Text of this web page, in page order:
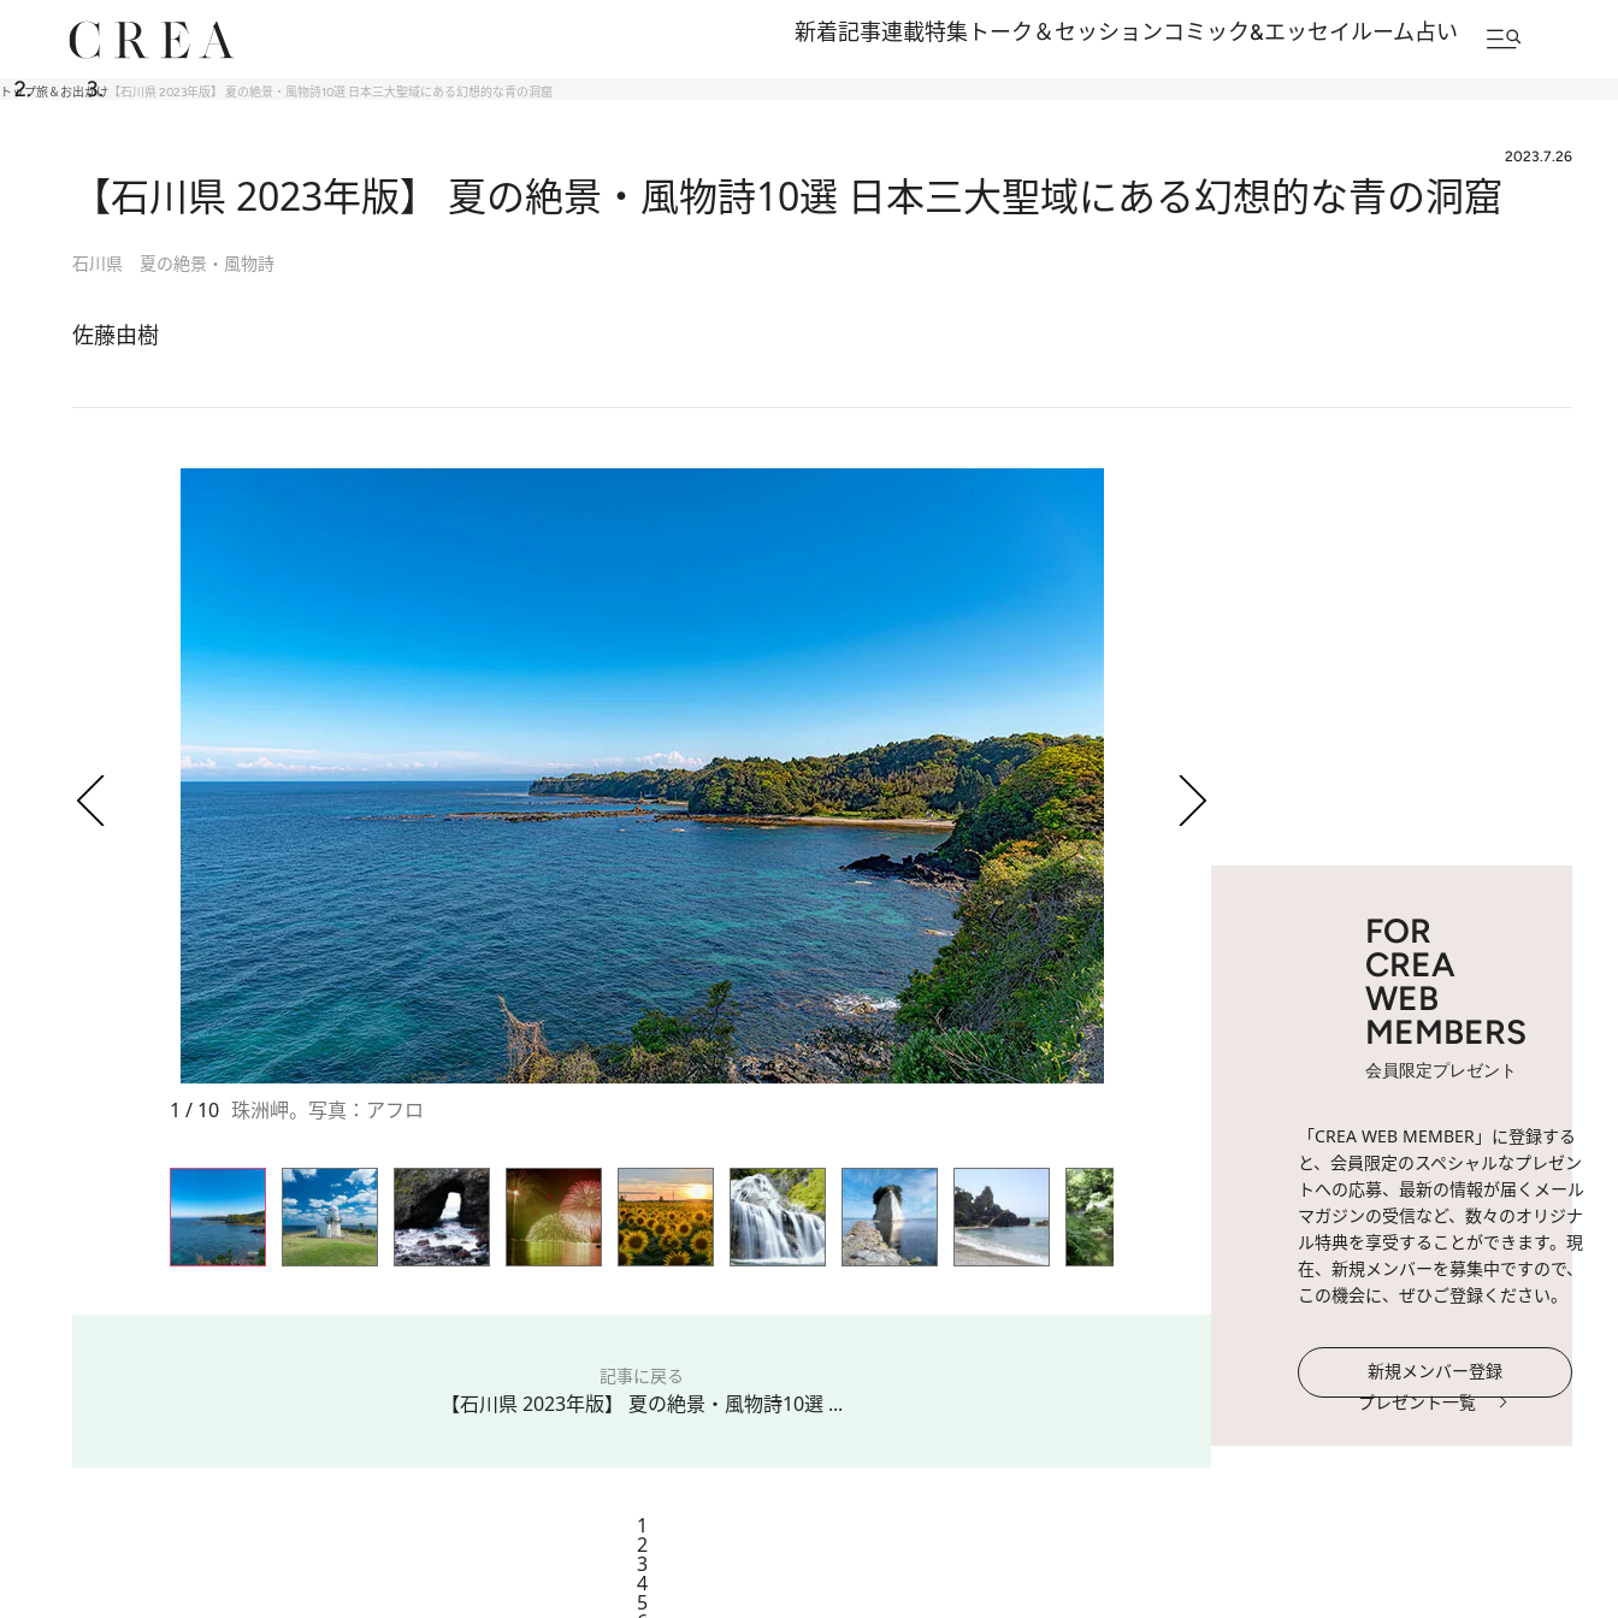
新着記事連載特集 トーク＆セッションコミック&エッセイルーム占い
トップ旅＆お出かけ 【石川県 2023年版】 夏の絶景・風物詩10選 日本三大聖域にある幻想的な青の洞窟
2023.7.26
【石川県 2023年版】 夏の絶景・風物詩10選 日本三大聖域にある幻想的な青の洞窟
石川県 夏の絶景・風物詩
佐藤由樹
1 / 10 珠洲岬。写真：アフロ
記事に戻る
【石川県 2023年版】 夏の絶景・風物詩10選 ...
1
2
3
4
5
FOR
CREA
WEB
MEMBERS
会員限定プレゼント
「CREA WEB MEMBER」に登録する
と、会員限定のスペシャルなプレゼン
トへの応募、最新の情報が届くメール
マガジンの受信など、数々のオリジナ
ル特典を享受することができます。現
在、新規メンバーを募集中ですので、
この機会に、ぜひご登録ください。
新規メンバー登録
プレゼント一覧